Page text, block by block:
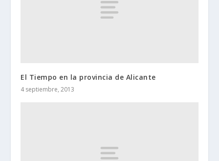
El Tiempo en la provincia de Alicante
4 septiembre, 2013